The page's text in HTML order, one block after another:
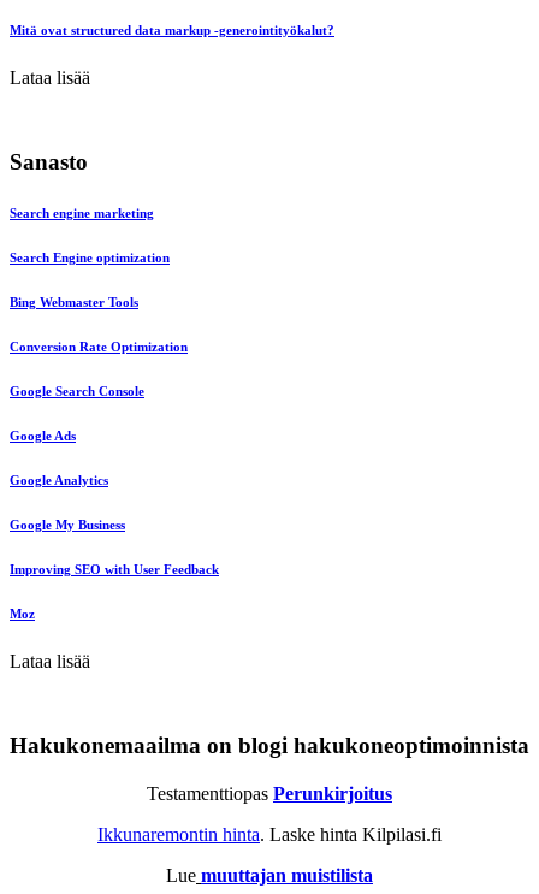
Mitä ovat structured data markup -generointityökalut?
Lataa lisää
Sanasto
Search engine marketing
Search Engine optimization
Bing Webmaster Tools
Conversion Rate Optimization
Google Search Console
Google Ads
Google Analytics
Google My Business
Improving SEO with User Feedback
Moz
Lataa lisää
Hakukonemaailma on blogi hakukoneoptimoinnista
Testamenttiopas Perunkirjoitus
Ikkunaremontin hinta. Laske hinta Kilpilasi.fi
Lue muuttajan muistilista